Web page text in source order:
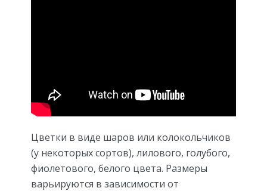
Цветки в виде шаров или колокольчиков
(у некоторых сортов), лилового, голубого,
фиолетового, белого цвета. Размеры
варьируются в зависимости от